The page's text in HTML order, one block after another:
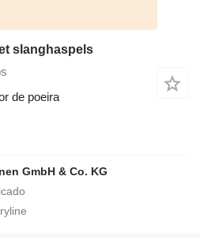
slanghaspels
de poeira
GmbH & Co. KG